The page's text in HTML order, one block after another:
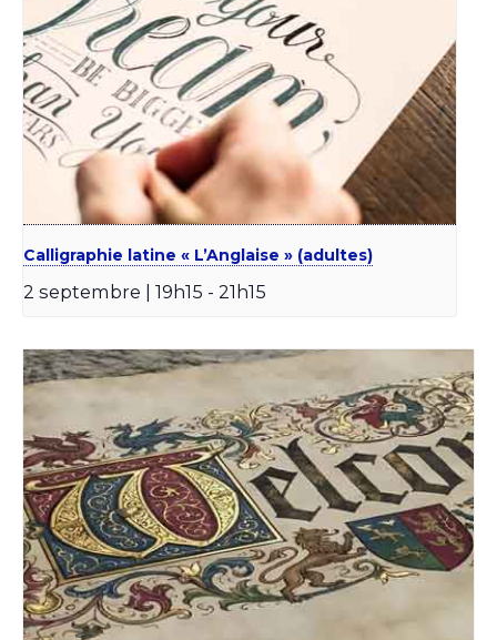
Calligraphie latine « L’Anglaise » (adultes)
2 septembre | 19h15 - 21h15